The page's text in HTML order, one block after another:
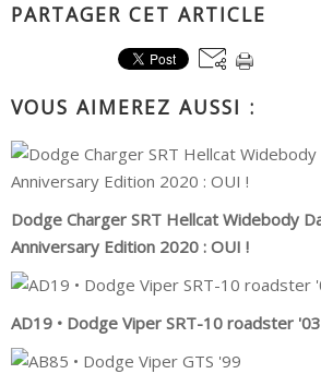
PARTAGER CET ARTICLE
VOUS AIMEREZ AUSSI :
Dodge Charger SRT Hellcat Widebody
Anniversary Edition 2020 : OUI !
AD19 • Dodge Viper SRT-10 roadster '03